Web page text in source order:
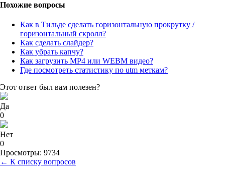
Похожие вопросы
Как в Тильде сделать горизонтальную прокрутку /
горизонтальный скролл?
Как сделать слайдер?
Как убрать капчу?
Как загрузить MP4 или WEBM видео?
Где посмотреть статистику по utm меткам?
Этот ответ был вам полезен?
Да
0
Нет
0
Просмотры: 9734
← К списку вопросов